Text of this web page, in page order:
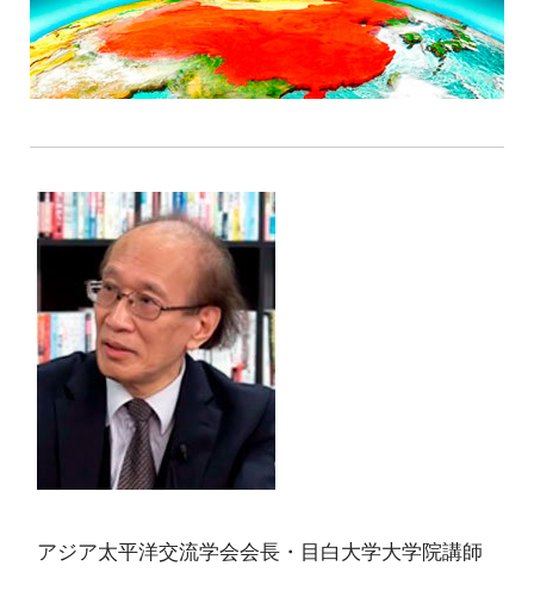
アジア太平洋交流学会会長・目白大学大学院講師